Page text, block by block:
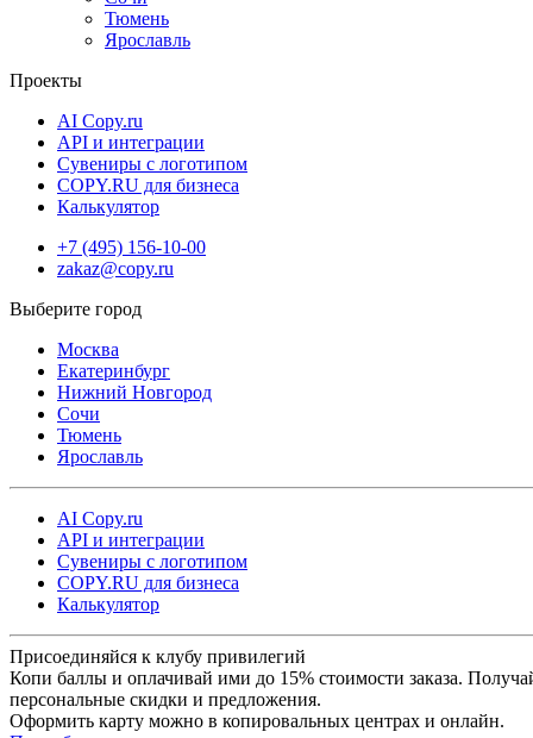
Тюмень
Ярославль
Проекты
AI Copy.ru
API и интеграции
Сувениры с логотипом
COPY.RU для бизнеса
Калькулятор
+7 (495) 156-10-00
zakaz@copy.ru
Москва
Екатеринбург
Нижний Новгород
Сочи
Тюмень
Ярославль
AI Copy.ru
API и интеграции
Сувениры с логотипом
COPY.RU для бизнеса
Калькулятор
Присоединяйся к клубу привилегий
Копи баллы и оплачивай ими до 15% стоимости заказа.
персональные скидки и предложения.
Оформить карту можно в копировальных центрах и онлайн.